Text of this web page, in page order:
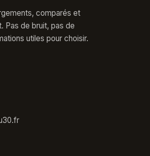
comparés et
Pas de bruit, pas de
utiles pour choisir.